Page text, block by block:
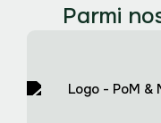
Parmi